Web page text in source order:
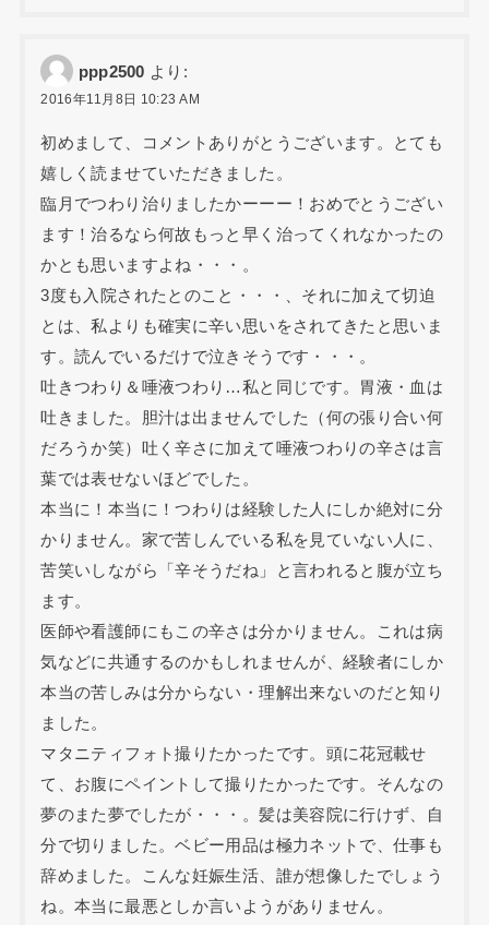
ppp2500 より:
2016年11月8日 10:23 AM
初めまして、コメントありがとうございます。とても
嬉しく読ませていただきました。
臨月でつわり治りましたかーーー！おめでとうござい
ます！治るなら何故もっと早く治ってくれなかったの
かとも思いますよね・・・。
3度も入院されたとのこと・・・、それに加えて切迫
とは、私よりも確実に辛い思いをされてきたと思いま
す。読んでいるだけで泣きそうです・・・。
吐きつわり＆唾液つわり…私と同じです。胃液・血は
吐きました。胆汁は出ませんでした（何の張り合い何
だろうか笑）吐く辛さに加えて唾液つわりの辛さは言
葉では表せないほどでした。
本当に！本当に！つわりは経験した人にしか絶対に分
かりません。家で苦しんでいる私を見ていない人に、
苦笑いしながら「辛そうだね」と言われると腹が立ち
ます。
医師や看護師にもこの辛さは分かりません。これは病
気などに共通するのかもしれませんが、経験者にしか
本当の苦しみは分からない・理解出来ないのだと知り
ました。
マタニティフォト撮りたかったです。頭に花冠載せ
て、お腹にペイントして撮りたかったです。そんなの
夢のまた夢でしたが・・・。髪は美容院に行けず、自
分で切りました。ベビー用品は極力ネットで、仕事も
辞めました。こんな妊娠生活、誰が想像したでしょう
ね。本当に最悪としか言いようがありません。